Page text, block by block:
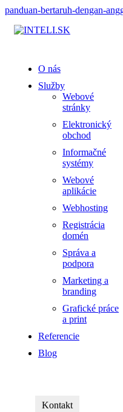
panduan-bertaruh-dengan-
O nás
Služby
Webové
stránky
Elektronický
obchod
Informačné
systémy
Webové
aplikácie
Webhosting
Registrácia
domén
Správa a
podpora
Marketing a
branding
Grafické práce
a print
Referencie
Blog
Kontakt